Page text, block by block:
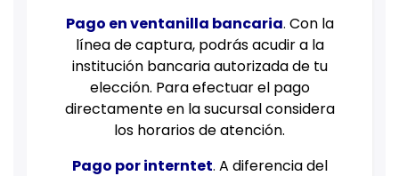
Pago en ventanilla bancaria. Con la
línea de captura, podrás acudir a la
institución bancaria autorizada de tu
elección. Para efectuar el pago
directamente en la sucursal considera
los horarios de atención.
Pago por interntet. A diferencia del